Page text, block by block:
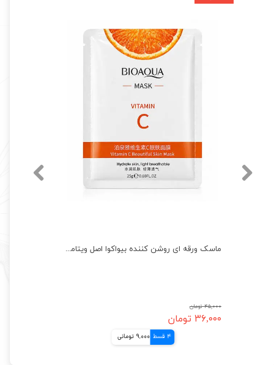
ماسک ورقه ای روشن کننده بیواکوا اصل ویتامین سی پرتقال BIOAQUA Mask
۴۵,۰۰۰ تومان
۳۶,۰۰۰ تومان
4 قسط 9,000 تومانی